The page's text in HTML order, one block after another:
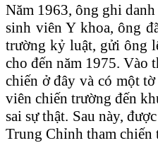
Năm 1963, ông ghi
sinh viên Y khoa, ông
trường kỷ luật, gửi ông
cho đến năm 1975. Vào
chiến ở đây và có một
viên chiến trường đến
sai sự thật. Sau này,
Trung Chỉnh tham chiến